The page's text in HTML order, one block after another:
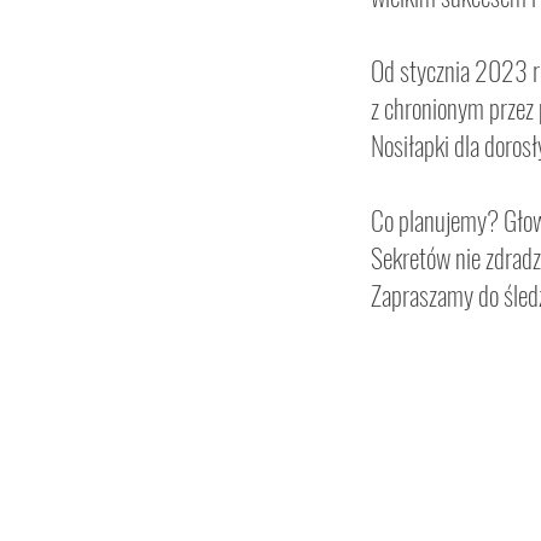
Od stycznia 2023
z chronionym
Nosiłapki dla
Co planujemy?
Sekretów nie
Zapraszamy do